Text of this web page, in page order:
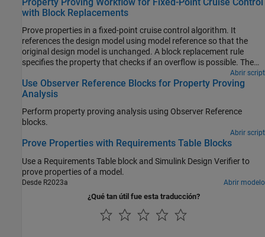
with Block Replacements
Prove properties in a fixed-point cruise control algorithm. It
references the design model using model reference so that the
original design model is unchanged. A block replacement rule
specifies the property that checks if an overflow is possible. The
verification subsystem specifies an assumption on the range of
the speed input during property proving. This model configures
Simulink® Design Verifier™ to apply a block replacement to the
the referenced model and return a counterexample that
demonstrates an overflow.
Abrir script
Use Observer Reference Blocks for Property Proving
Analysis
Perform property proving analysis using Observer Reference
blocks.
Abrir script
Prove Properties with Requirements Table Blocks
Use a Requirements Table block and Simulink Design Verifierto
prove properties of a model.
Desde R2023a Abrir modelo
¿Qué tan útil fue esta traducción?